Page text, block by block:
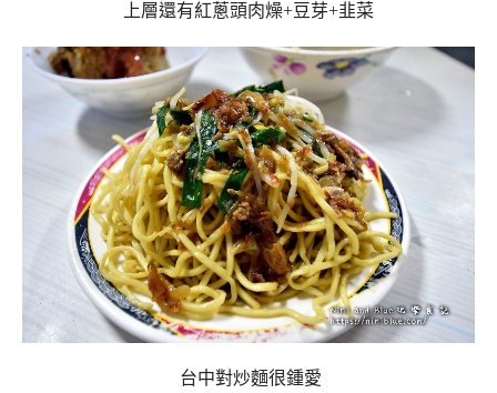
上層還有紅蔥頭肉燥+豆芽+韭菜
台中對炒麵很鍾愛